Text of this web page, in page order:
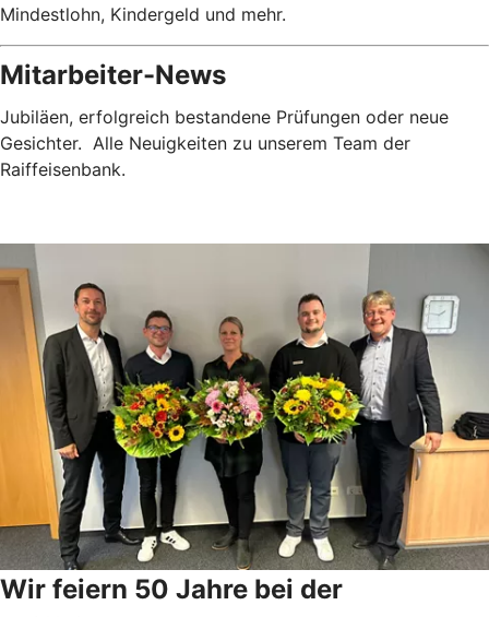
Mindestlohn, Kindergeld und mehr.
Mitarbeiter-News
Jubiläen, erfolgreich bestandene Prüfungen oder neue
Gesichter. Alle Neuigkeiten zu unserem Team der
Raiffeisenbank.
Wir feiern 50 Jahre bei der